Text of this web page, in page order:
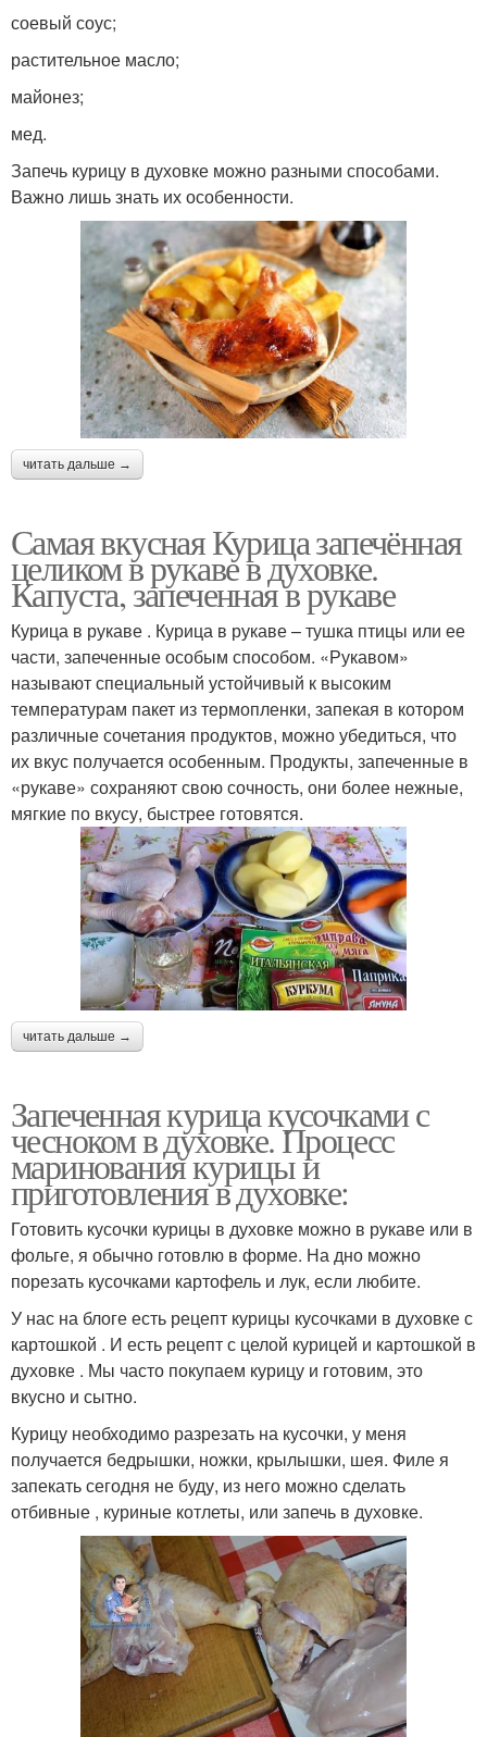
соевый соус;
растительное масло;
майонез;
мед.
Запечь курицу в духовке можно разными способами.
Важно лишь знать их особенности.
читать дальше →
Самая вкусная Курица запечённая
целиком в рукаве в духовке.
Капуста, запеченная в рукаве
Курица в рукаве . Курица в рукаве – тушка птицы или ее
части, запеченные особым способом. «Рукавом»
называют специальный устойчивый к высоким
температурам пакет из термопленки, запекая в котором
различные сочетания продуктов, можно убедиться, что
их вкус получается особенным. Продукты, запеченные в
«рукаве» сохраняют свою сочность, они более нежные,
мягкие по вкусу, быстрее готовятся.
читать дальше →
Запеченная курица кусочками с
чесноком в духовке. Процесс
маринования курицы и
приготовления в духовке:
Готовить кусочки курицы в духовке можно в рукаве или в
фольге, я обычно готовлю в форме. На дно можно
порезать кусочками картофель и лук, если любите.
У нас на блоге есть рецепт курицы кусочками в духовке с
картошкой . И есть рецепт с целой курицей и картошкой в
духовке . Мы часто покупаем курицу и готовим, это
вкусно и сытно.
Курицу необходимо разрезать на кусочки, у меня
получается бедрышки, ножки, крылышки, шея. Филе я
запекать сегодня не буду, из него можно сделать
отбивные , куриные котлеты, или запечь в духовке.